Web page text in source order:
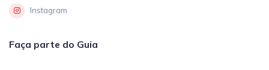
Instagram
Faça parte do Guia